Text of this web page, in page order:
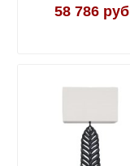
58 786 руб